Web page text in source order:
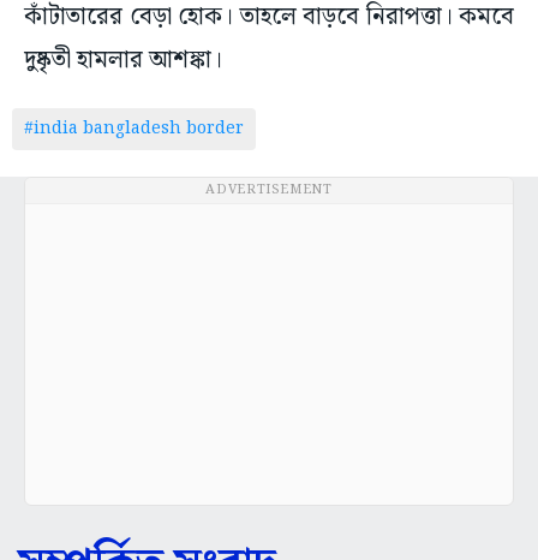
কাঁটাতারের বেড়া হোক। তাহলে বাড়বে নিরাপত্তা। কমবে
দুষ্কৃতী হামলার আশঙ্কা।
#india bangladesh border
ADVERTISEMENT